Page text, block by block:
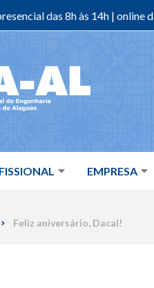
das 8h às 14h | online
EMPRESA
Feliz aniversário, Dacal!